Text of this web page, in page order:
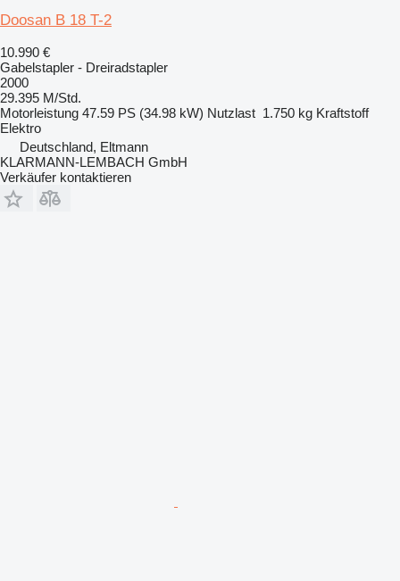
Doosan B 18 T-2
10.990 €
Gabelstapler - Dreiradstapler
2000
29.395 M/Std.
Motorleistung 47.59 PS (34.98 kW) Nutzlast 1.750 kg Kraftstoff
Elektro
Deutschland, Eltmann
KLARMANN-LEMBACH GmbH
Verkäufer kontaktieren